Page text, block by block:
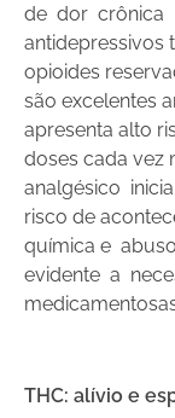
de dor crônica
antidepressivos
opioides
são excelentes
apresenta alto
doses cada vez
analgésico
risco de
química e
evidente a
THC: alívio e